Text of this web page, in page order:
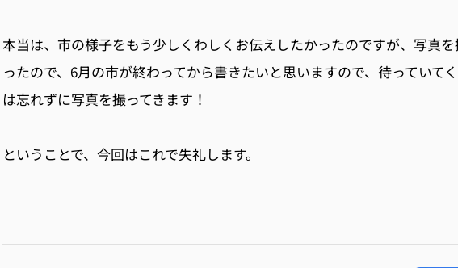
本当は、市の様子をもう少しくわしくお伝えしたかったのですが、写真
ったので、 6月の市が終わってから書きたいと思いますので、待っていて
は忘れずに写真を撮ってきます！
ということで、今回はこれで失礼します。